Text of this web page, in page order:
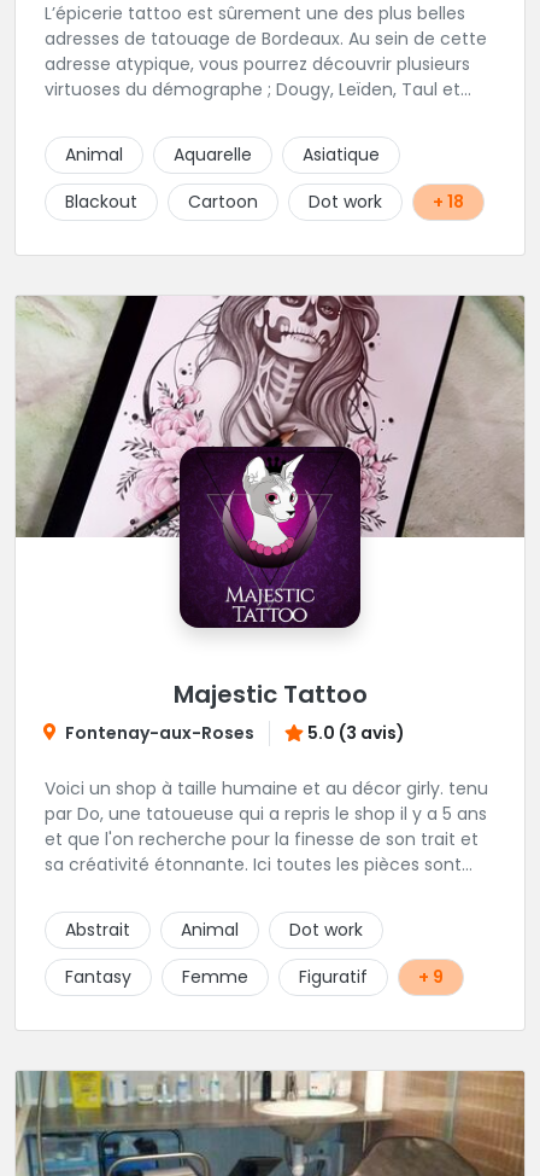
L’épicerie tattoo est sûrement une des plus belles
adresses de tatouage de Bordeaux. Au sein de cette
adresse atypique, vous pourrez découvrir plusieurs
virtuoses du démographe ; Dougy, Leïden, Taul et
enfant et sympathique, vous pourrez demander
conseil pour votre tattoo. N'hésitez plus une seconde
pour rencontrer cette belle équipe !
Animal Aquarelle
Asiatique
Blackout
Cartoon Dot work + 18
Majestic Tattoo
Fontenay-aux-Roses 5.0 (3 avis)
Voici un shop à taille humaine et au décor girly. tenu
par Do, une tatoueuse qui a repris le shop il y a 5 ans
et que l'on recherche pour la finesse de son trait et
sa créativité étonnante. Ici toutes les pièces sont
client. Les séances de tatouage se font en musique
et dans une ambiance décontractée.
Abstrait Animal
Dot work
Fantasy
Femme Figuratif + 9